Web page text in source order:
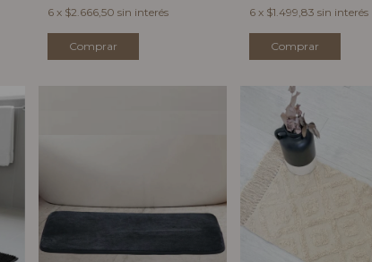
6 x $2.666,50 sin interés
Comprar
6 x $1.499,83 sin interés